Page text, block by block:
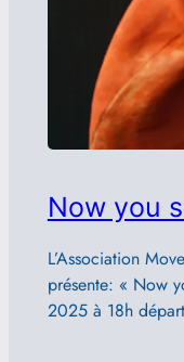
Now you
L’Association
présente: « Now
2025 à 18h